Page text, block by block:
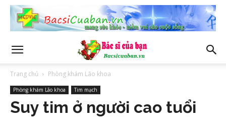
Trang chủ Phòng khám Lão khoa
Phòng khám Lão khoa Tim mạch
Suy tim ở người cao tuổi